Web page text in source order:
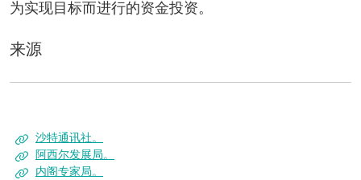
为实现目标而进行的资金投资。
来源
沙特通讯社。
阿西尔发展局。
内阁专家局。